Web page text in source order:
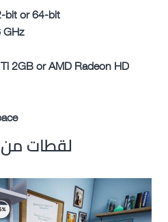
bit or 64-bit
2GB or AMD Radeon HD
لقطات من